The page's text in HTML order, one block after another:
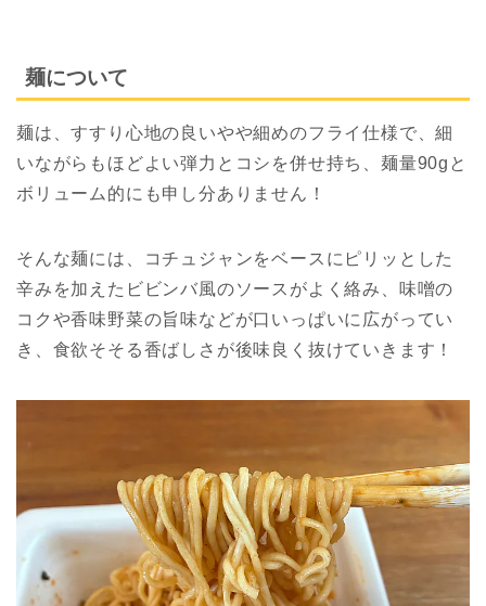
麺について
麺は、すすり心地の良いやや細めのフライ仕様で、細
いながらもほどよい弾力とコシを併せ持ち、麺量90gと
ボリューム的にも申し分ありません！
そんな麺には、コチュジャンをベースにピリッとした
辛みを加えたビビンバ風のソースがよく絡み、味噌の
コクや香味野菜の旨味などが口いっぱいに広がってい
き、食欲そそる香ばしさが後味良く抜けていきます！